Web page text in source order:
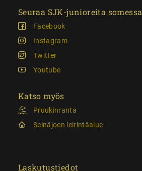
Seuraa SJK-junioreita somessa
Facebook
Instagram
Twitter
Youtube
Katso myös
Pruukinranta
Seinäjoen leirintäalue
Laskutustiedot